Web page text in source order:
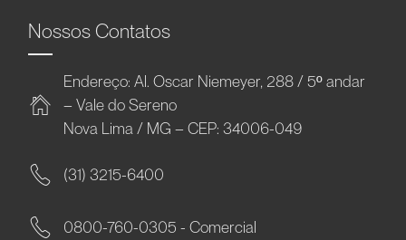
Nossos Contatos
Endereço: Al. Oscar Niemeyer, 288 / 5º andar
– Vale do Sereno
Nova Lima / MG – CEP: 34006-049
(31) 3215-6400
0800-760-0305 - Comercial